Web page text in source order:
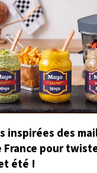
inspirées des
France pour
été !